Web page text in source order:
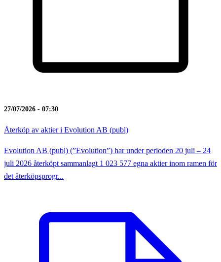
27/07/2026 - 07:30
Återköp av aktier i Evolution AB (publ)
Evolution AB (publ) (”Evolution”) har under perioden 20 juli – 24
juli 2026 återköpt sammanlagt 1 023 577 egna aktier inom ramen för
det återköpsprogr...